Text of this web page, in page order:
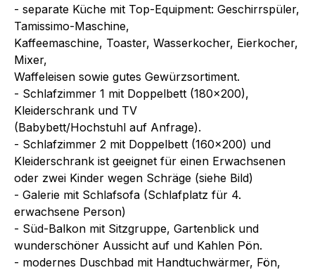
- separate Küche mit Top-Equipment: Geschirrspüler,
Tamissimo-Maschine,
Kaffeemaschine, Toaster, Wasserkocher, Eierkocher,
Mixer,
Waffeleisen sowie gutes Gewürzsortiment.
- Schlafzimmer 1 mit Doppelbett (180x200),
Kleiderschrank und TV
(Babybett/Hochstuhl auf Anfrage).
- Schlafzimmer 2 mit Doppelbett (160x200) und
Kleiderschrank ist geeignet für einen Erwachsenen
oder zwei Kinder wegen Schräge (siehe Bild)
- Galerie mit Schlafsofa (Schlafplatz für 4.
erwachsene Person)
- Süd-Balkon mit Sitzgruppe, Gartenblick und
wunderschöner Aussicht auf und Kahlen Pön.
- modernes Duschbad mit Handtuchwärmer, Fön,